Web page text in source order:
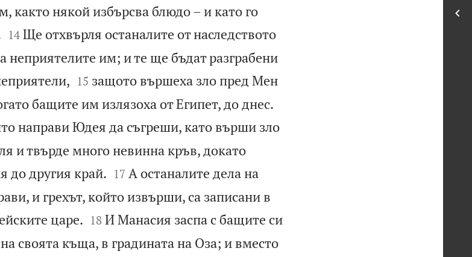
някой избърсва блюдо – и като го

14 Ще отхвърля останалите от наследството
неприятелите им; и те ще бъдат разграбени

15 защото вършеха зло пред Мен
бащите им излязоха от Египет, до днес.
направи Юдея да съгреши, като върши зло
и твърде много невинна кръв, докато
до другия край.
17 А останалите дела на
и грехът, който извърши, са записани в
царе.
18 И Манасия заспа с бащите си
своята къща, в градината на Оза; и вместо